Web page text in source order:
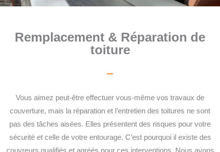
Remplacement & Réparation de
toiture
Vous aimez peut-être effectuer vous-même vos travaux de
couverture, mais la réparation et l’entretien des toitures ne sont
pas des tâches aisées. Elles présentent des risques pour votre
sécurité et celle de votre entourage. C’est pourquoi il existe des